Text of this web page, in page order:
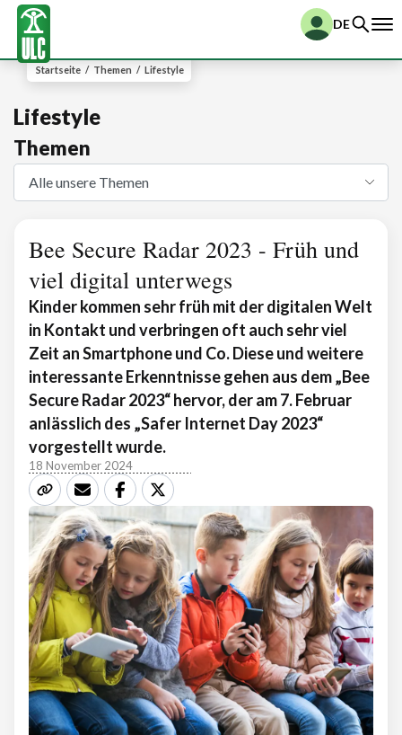
DE
Startseite / Themen / Lifestyle
Lifestyle
Themen
Bee Secure Radar 2023 - Früh und
viel digital unterwegs
Kinder kommen sehr früh mit der digitalen Welt
in Kontakt und verbringen oft auch sehr viel
Zeit an Smartphone und Co. Diese und weitere
interessante Erkenntnisse gehen aus dem „Bee
Secure Radar 2023“ hervor, der am 7. Februar
anlässlich des „Safer Internet Day 2023“
vorgestellt wurde.
18 November 2024